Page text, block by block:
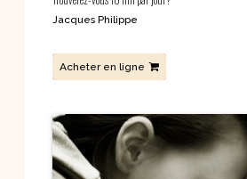
Jacques Philippe
Acheter en ligne